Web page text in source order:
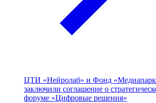
ЦТИ «Нейролаб» и Фонд
заключили соглашение о
форуме «Цифровые решения»